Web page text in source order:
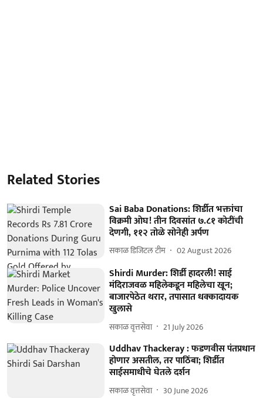
Related Stories
Sai Baba Donations: शिर्डीत भक्तांचा
विक्रमी ओघ! तीन दिवसांत ७.८१ कोटींची
देणगी, ११२ तोळे सोनेही अर्पण
सकाळ डिजिटल टीम 02 August 2026
Shirdi Murder: शिर्डी हादरली! साई
मंदिराजवळ महिलेकडून महिलेचा खून;
बाजारपेठेत थरार, तपासात धक्कादायक
खुलासे
सकाळ वृत्तसेवा 21 July 2026
Uddhav Thackeray : फडणवीस पंतप्रधान
होणार असतील, तर पाठिंबा; शिर्डीत
साईसमाधीचे घेतले दर्शन
सकाळ वृत्तसेवा 30 June 2026